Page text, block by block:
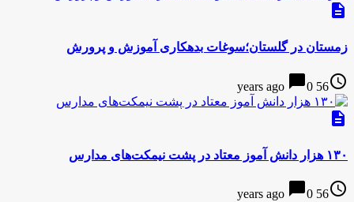
description
زمستان در گلستان؛سوغات بدهکاری آموزش و پرورش
access_time
56 years ago
chat_bubble0
description
۱۳۰ هزار دانش آموز معتاد در پشت نیمکت‌های مدارس
access_time
56 years ago
chat_bubble0